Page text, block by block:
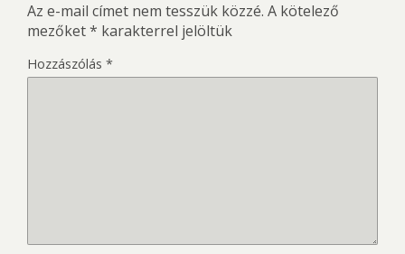
Az e-mail címet nem tesszük közzé. A kötelező
mezőket* karakterrel jelöltük
Hozzászólás *